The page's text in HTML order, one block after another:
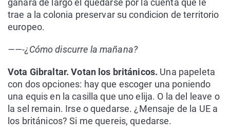
ganará de largo el quedarse por la cuenta que le
trae a la colonia preservar su condicion de territorio
europeo.
——-¿Cómo discurre la mañana?
Vota Gibraltar. Votan los británicos. Una papeleta
con dos opciones: hay que escoger una poniendo
una equis en la casilla que uno elija. O la del leave o
la sel remain. Irse o quedarse. ¿Mensaje de la UE a
los británicos? Si me quereis, quedarse.